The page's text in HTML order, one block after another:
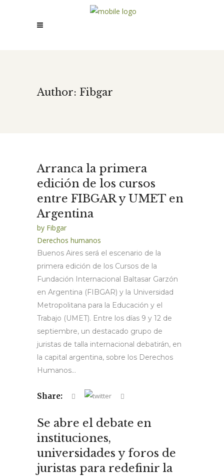
Author: Fibgar
Arranca la primera
edición de los cursos
entre FIBGAR y UMET en
Argentina
by Fibgar
Derechos humanos
Buenos Aires será el escenario de la
primera edición de los Cursos de la
Fundación Internacional Baltasar Garzón
en Argentina (FIBGAR) y la Universidad
Metropolitana para la Educación y el
Trabajo (UMET). Entre los días 9 y 12 de
septiembre, un destacado grupo de
juristas de talla internacional debatirán, en
la capital argentina, sobre los Derechos
Humanos...
Share:
Se abre el debate en
instituciones,
universidades y foros de
juristas para redefinir la